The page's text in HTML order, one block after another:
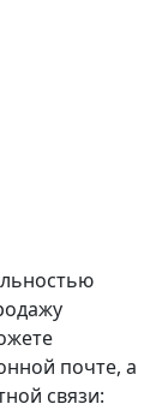
почте, а
связи: